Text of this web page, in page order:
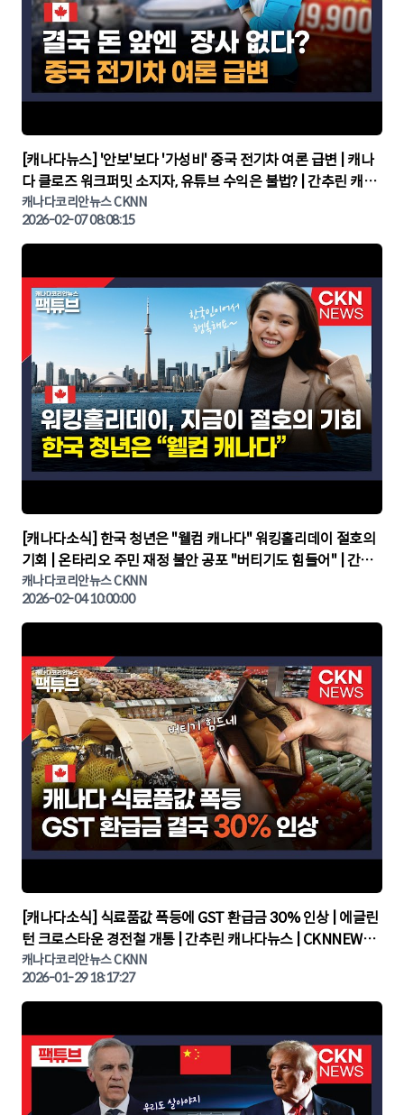
▶
[캐나다뉴스] '안보'보다 '가성비' 중국 전기차 여론 급변 | 캐나
다 클로즈 워크퍼밋 소지자, 유튜브 수익은 불법? | 간추린 캐나
다뉴스 | CKNNEWS, 캐나다코리안뉴스
캐나다코리안뉴스 CKNN
2026-02-07 08:08:15
▶
[캐나다소식] 한국 청년은 "웰컴 캐나다" 워킹홀리데이 절호의
기회 | 온타리오 주민 재정 불안 공포 "버티기도 힘들어" | 간추
린 캐나다뉴스 | CKNNEWS, 캐나다코리안뉴스
캐나다코리안뉴스 CKNN
2026-02-04 10:00:00
▶
[캐나다소식] 식료품값 폭등에 GST 환급금 30% 인상 | 에글린
턴 크로스타운 경전철 개통 | 간추린 캐나다뉴스 | CKNNEWS,
캐나다코리안뉴스
캐나다코리안뉴스 CKNN
2026-01-29 18:17:27